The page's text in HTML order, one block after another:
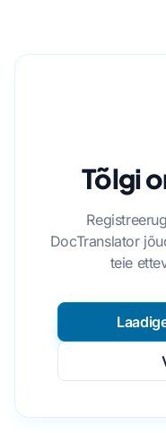
Tõlgi
DocTranslator
teie